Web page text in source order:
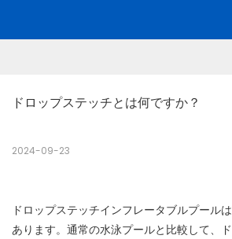
ドロップステッチとは何ですか？
2024-09-23
ドロップステッチインフレータブルプール
あります。通常の水泳プールと比較して、